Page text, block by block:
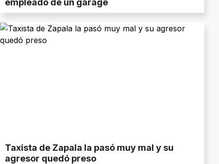
Taxista de Zapala la pasó muy mal y su
agresor quedó preso